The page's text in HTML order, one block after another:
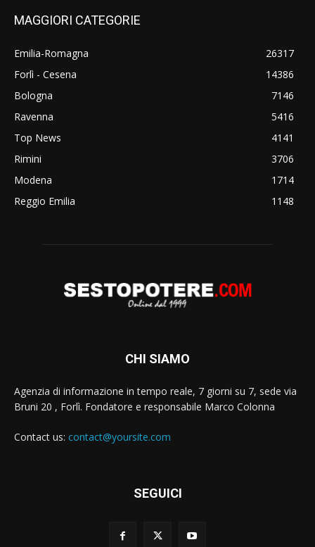
MAGGIORI CATEGORIE
Emilia-Romagna
26317
Forlì - Cesena
14386
Bologna
7146
Ravenna
5416
Top News
4141
Rimini
3706
Modena
1714
Reggio Emilia
1148
CHI SIAMO
Agenzia di informazione in tempo reale, 7 giorni su 7, sede via
Bruni 20 , Forlì. Fondatore e responsabile Marco Colonna
Contact us: contact@yoursite.com
SEGUICI